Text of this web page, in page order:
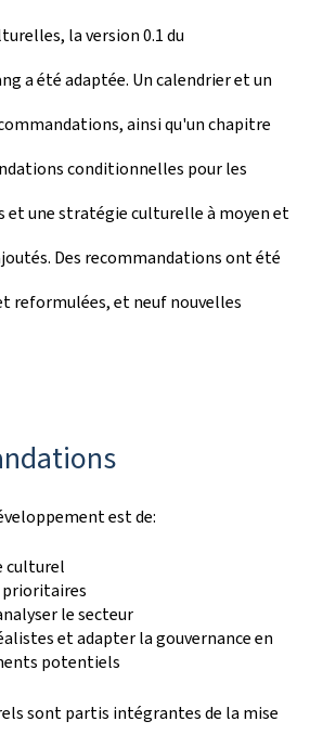
la version 0.1 du
a été adaptée. Un calendrier et un
ainsi qu'un chapitre
conditionnelles pour les
et une stratégie culturelle à moyen et
Des recommandations ont été
reformulées, et neuf nouvelles
est de:
culturel
le secteur
et adapter la gouvernance en
potentiels
sont partis intégrantes de la mise